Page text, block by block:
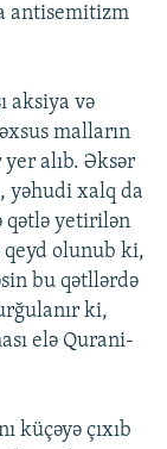
antisemitizm
aksiya və
malların
yer alıb. Əksər
yəhudi xalq da
qətlə yetirilən
qeyd olunub ki,
bu qətllərdə
ki,
elə Qurani-
küçəyə çıxıb